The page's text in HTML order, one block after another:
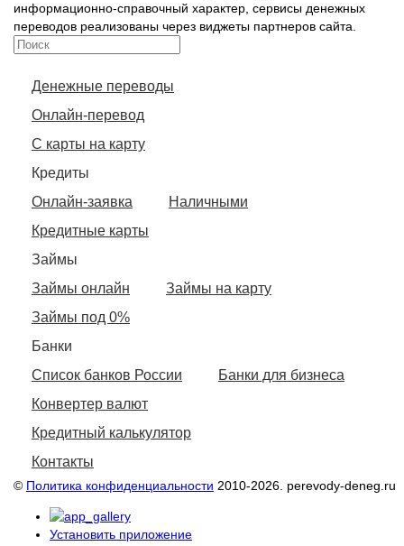
информационно-справочный характер, сервисы денежных
переводов реализованы через виджеты партнеров сайта.
Денежные переводы
Онлайн-перевод
С карты на карту
Кредиты
Онлайн-заявка
Наличными
Кредитные карты
Займы
Займы онлайн
Займы на карту
Займы под 0%
Банки
Список банков России
Банки для бизнеса
Конвертер валют
Кредитный калькулятор
Контакты
© Политика конфиденциальности 2010-2026. perevody-deneg.ru
Установить приложение